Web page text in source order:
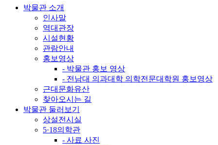
박물관 소개
인사말
역대관장
시설현황
관람안내
홍보영상
- 박물관 홍보 영상
- 전남대 의과대학 의학전문대학원 홍보영상
근대문화유산
찾아오시는 길
박물관 둘러보기
상설전시실
5·18의학관
- 사료 사진